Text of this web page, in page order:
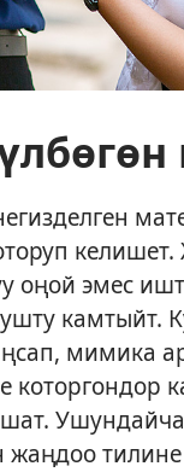
келишет.
оңой эмес
камтыйт.
мимика
тилине